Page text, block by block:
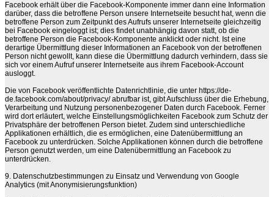
Facebook erhält über die Facebook-Komponente immer dann eine Information
darüber, dass die betroffene Person unsere Internetseite besucht hat, wenn die
betroffene Person zum Zeitpunkt des Aufrufs unserer Internetseite gleichzeitig
bei Facebook eingeloggt ist; dies findet unabhängig davon statt, ob die
betroffene Person die Facebook-Komponente anklickt oder nicht. Ist eine
derartige Übermittlung dieser Informationen an Facebook von der betroffenen
Person nicht gewollt, kann diese die Übermittlung dadurch verhindern, dass sie
sich vor einem Aufruf unserer Internetseite aus ihrem Facebook-Account
ausloggt.
Die von Facebook veröffentlichte Datenrichtlinie, die unter https://de-
de.facebook.com/about/privacy/ abrufbar ist, gibt Aufschluss über die Erhebung,
Verarbeitung und Nutzung personenbezogener Daten durch Facebook. Ferner
wird dort erläutert, welche Einstellungsmöglichkeiten Facebook zum Schutz der
Privatsphäre der betroffenen Person bietet. Zudem sind unterschiedliche
Applikationen erhältlich, die es ermöglichen, eine Datenübermittlung an
Facebook zu unterdrücken. Solche Applikationen können durch die betroffene
Person genutzt werden, um eine Datenübermittlung an Facebook zu
unterdrücken.
9. Datenschutzbestimmungen zu Einsatz und Verwendung von Google
Analytics (mit Anonymisierungsfunktion)